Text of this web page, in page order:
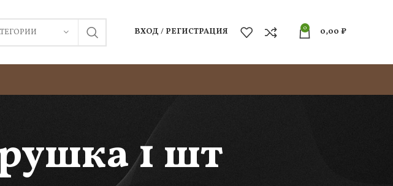
ВХОД / РЕГИСТРАЦИЯ 0 0,00 ₽
1 шт